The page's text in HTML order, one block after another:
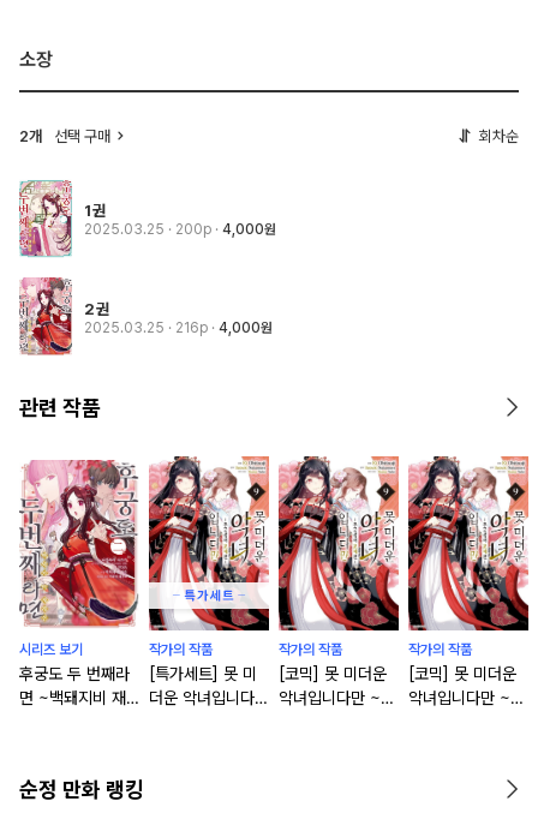
소장
2개 선택 구매 회차순
1권
2025.03.25 · 200p 4,000원
2권
2025.03.25 · 216p 4,000원
관련 작품
시리즈 보기
후궁도 두 번째라
면 ~백돼지비 재
작가의 작품
[특가세트] 못 미
더운 악녀입니다만
작가의 작품
[코믹] 못 미더운
악녀입니다만 ~추
작가의 작품
[코믹] 못 미더운
악녀입니다만 ~추
순정 만화 랭킹